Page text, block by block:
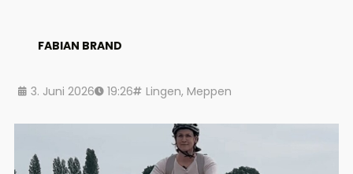
FABIAN BRAND
3. Juni 2026 19:26 Lingen, Meppen